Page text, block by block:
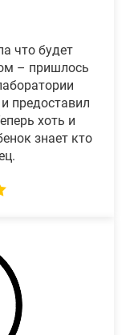
что будет
– пришлось
предоставил
хоть и
знает кто